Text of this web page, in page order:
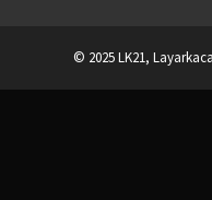
© 2025 LK21,